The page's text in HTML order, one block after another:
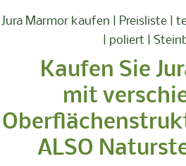
Jura Marmor kaufen | Preisliste |
| poliert |
Kaufen Sie
mit
ALSO